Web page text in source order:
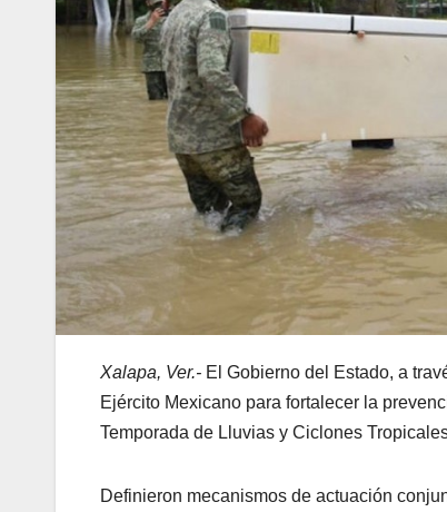
Xalapa, Ver.- El Gobierno del Estado, a
Ejército Mexicano para fortalecer la
Temporada de Lluvias y Ciclones
Definieron mecanismos de actuación